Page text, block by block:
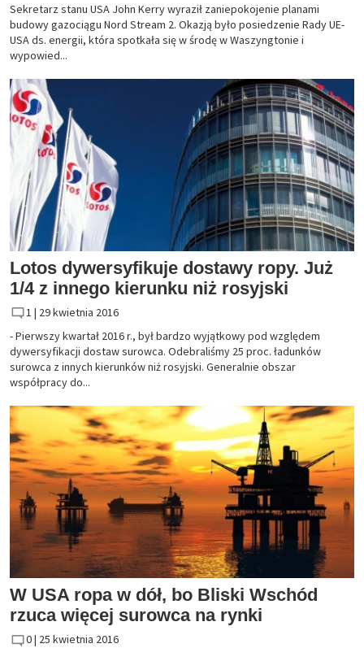
Sekretarz stanu USA John Kerry wyraził zaniepokojenie planami
budowy gazociągu Nord Stream 2. Okazją było posiedzenie Rady UE-
USA ds. energii, która spotkała się w środę w Waszyngtonie i
wypowied...
Lotos dywersyfikuje dostawy ropy. Już
1/4 z innego kierunku niż rosyjski
1 | 29 kwietnia 2016
- Pierwszy kwartał 2016 r., był bardzo wyjątkowy pod względem
dywersyfikacji dostaw surowca. Odebraliśmy 25 proc. ładunków
surowca z innych kierunków niż rosyjski. Generalnie obszar
współpracy do...
W USA ropa w dół, bo Bliski Wschód
rzuca więcej surowca na rynki
0 | 25 kwietnia 2016